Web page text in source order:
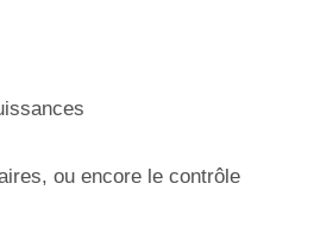
ou encore le contrôle